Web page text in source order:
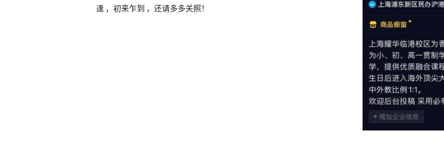
逢 ，初来乍到 ，还请多多关照！